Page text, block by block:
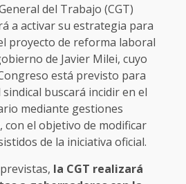
del Trabajo (CGT)
a activar su estrategia para
proyecto de reforma laboral
de Javier Milei, cuyo
está previsto para
buscará incidir en el
mediante gestiones
con el objetivo de modificar
de la iniciativa oficial.
la CGT realizará